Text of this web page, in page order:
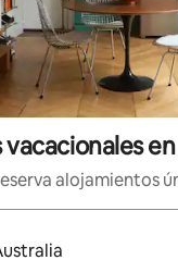
alojamientos
estén